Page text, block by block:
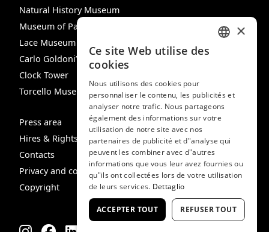
Natural History Museum
Museum of Palazzo Mocenigo
Lace Museum
Carlo Goldoni’s House
Clock Tower
Torcello Museum
Press area
Hires & Rights
Contacts
Privacy and cookie policy
Copyright
SPANISH
GERMAN
FRENCH
×
Ce site Web utilise des
cookies
Nous utilisons des cookies pour
personnaliser le contenu, les publicités et
analyser notre trafic. Nous partageons
également des informations sur votre
utilisation de notre site avec nos
partenaires de publicité et d"analyse qui
peuvent les combiner avec d"autres
informations que vous leur avez fournies ou
qu"ils ont collectées lors de votre utilisation
de leurs services. Dettaglio
ACCEPTER TOUT REFUSER TOUT